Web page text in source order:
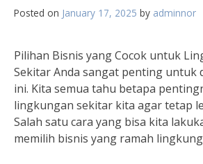
Posted on January 17, 2025 by adminnor
Pilihan Bisnis yang Cocok untuk
Sekitar Anda sangat penting untuk
ini. Kita semua tahu betapa
lingkungan sekitar kita agar tetap
Salah satu cara yang bisa kita
memilih bisnis yang ramah